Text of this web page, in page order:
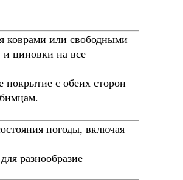
коврами или свободными
и циновки на все
покрытие с обеих сторон
погоды, включая
разнообразие